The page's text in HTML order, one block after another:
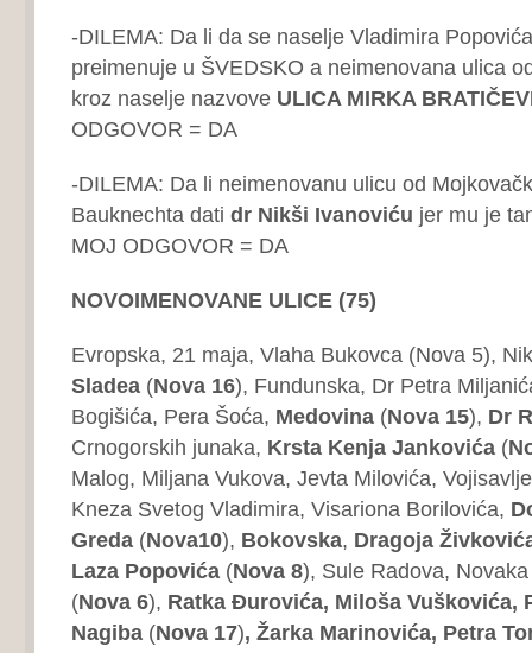
-DILEMA: Da li da se naselje Vladimira
preimenuje u ŠVEDSKO a neimenovana ulica
kroz naselje nazvove ULICA MIRKA
ODGOVOR = DA
-DILEMA: Da li neimenovanu ulicu od
Bauknechta dati dr Nikši Ivanoviću jer mu je
MOJ ODGOVOR = DA
NOVOIMENOVANE ULICE (75)
Evropska, 21 maja, Vlaha Bukovca (Nova 5),
Sladea (Nova 16), Fundunska, Dr Petra
Bogišića, Pera Šoća, Medovina(Nova 15), Dr
Crnogorskih junaka, Krsta Kenja Jankovića(
Malog, Miljana Vukova, Jevta Milovića,
Kneza Svetog Vladimira, Visariona Borilovića,
Greda(Nova10), Bokovska, Dragoja
Laza Popovića(Nova 8), Sule Radova,
(Nova 6), Ratka Đurovića, Miloša Vuškovića,
Nagiba(Nova 17), Žarka Marinovića, Petra